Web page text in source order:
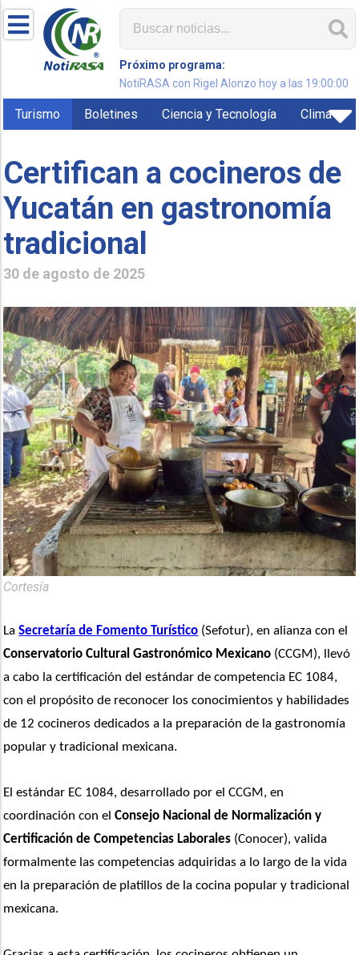
Próximo programa:
NotiRASA con Rigel Alonzo hoy a las 19:00:00
Turismo Boletines Ciencia y Tecnología Clima
Certifican a cocineros de
Yucatán en gastronomía
tradicional
30 de agosto de 2025
Cortesía
La Secretaría de Fomento Turístico
Conservatorio Cultural Gastronómico Mexicano (CCGM), llevó
a cabo la certificación del estándar de competencia EC 1084,
con el propósito de reconocer los conocimientos y habilidades
de 12 cocineros dedicados a la preparación de la gastronomía
popular y tradicional mexicana.
El estándar EC 1084, desarrollado por el CCGM, en
coordinación con el Consejo Nacional de Normalización y
Certificación de Competencias Laborales (Conocer), valida
formalmente las competencias adquiridas a lo largo de la vida
en la preparación de platillos de la cocina popular y tradicional
mexicana.